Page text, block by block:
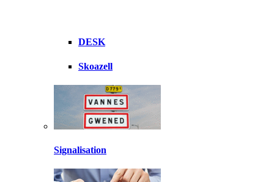
DESK
Skoazell
Signalisation